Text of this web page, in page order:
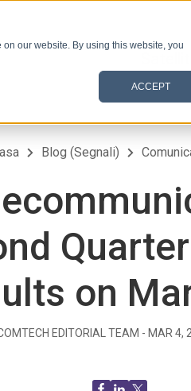
our website. By using this website, you
ACCEPT
Blog (Segnali)
on
EDITORIAL TEAM - MAR 4,